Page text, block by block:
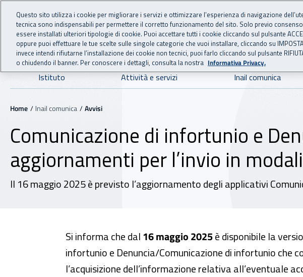
Vai al menu principale
Vai al contenuto principale
INAIL - Istituto Nazionale per
Navigazione principale
Istituto Attività e servizi Inail comunica
Navigazione - Ti trovi in:
Home Inail comunica Avvisi
Comunicazione di infortunio e
aggiornamenti per l’invio in
Il 16 maggio 2025 è previsto l’aggiornamento degli applicativi
Si informa che dal16 maggio 2025è disponibile la
infortunio e Denuncia/Comunicazione di infortunio che
l’acquisizione dell’informazione relativa all’eventuale
Questo sito utilizza i cookie per migliorare i servizi e ottimizzare l’esperienza di navigazione
tecnica sono indispensabili per permettere il corretto funzionamento del sito. Solo previo
essere installati ulteriori tipologie di cookie. Puoi accettare tutti i cookie cliccando sul pulsante
oppure puoi effettuare le tue scelte sulle singole categorie che vuoi installare, cliccando su
invece intendi rifiutarne l’installazione dei cookie non tecnici, puoi farlo cliccando sul pulsante RIFIUTA
o chiudendo il banner. Per conoscere i dettagli, consulta la nostra Informativa Privacy.